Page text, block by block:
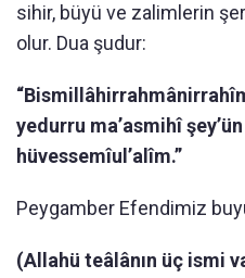
sihir, büyü ve zalimlerin
olur. Dua şudur:
yedurru ma’asmihî
hüvessemîul’alîm.”
Peygamber Efendimiz
(Allahü teâlânın üç ismi